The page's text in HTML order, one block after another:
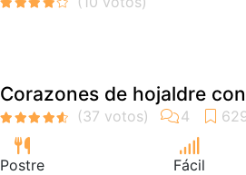
Corazones de hojaldre
Postre Fácil